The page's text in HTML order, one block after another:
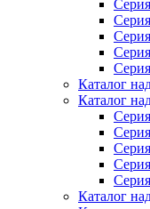
Каталог
Каталог
Каталог